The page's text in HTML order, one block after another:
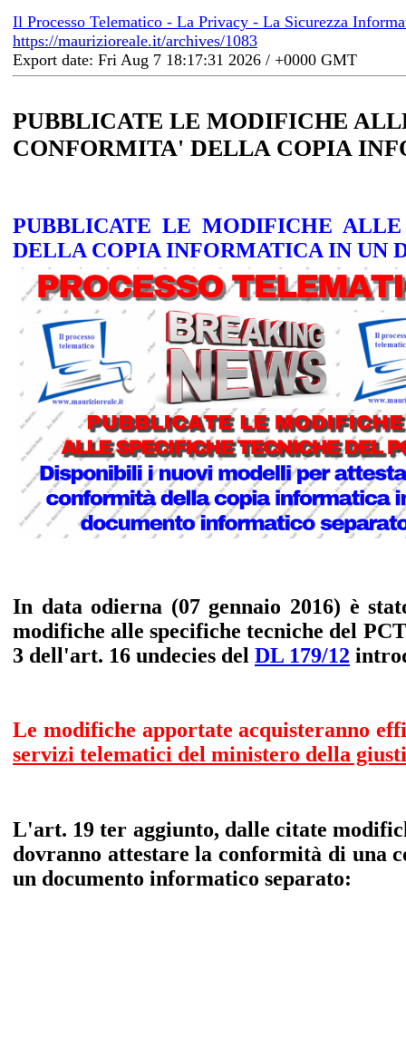
Il Processo Telematico - La Privacy - La Sicurezza
https://maurizioreale.it/archives/1083
Export date: Fri Aug 7 18:17:31 2026 / +0000 GMT
PUBBLICATE LE MODIFICHE
CONFORMITA' DELLA COPIA
PUBBLICATE LE MODIFICHE
DELLA COPIA INFORMATICA IN UN
In data odierna (07 gennaio 2016) è
modifiche alle specifiche tecniche del
3 dell'art. 16 undecies del DL 179/12
Le modifiche apportate acquisteranno
servizi telematici del ministero della
L'art. 19 ter aggiunto, dalle citate
dovranno attestare la conformità di una
un documento informatico separato: